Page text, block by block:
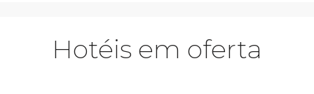
Hotéis em oferta